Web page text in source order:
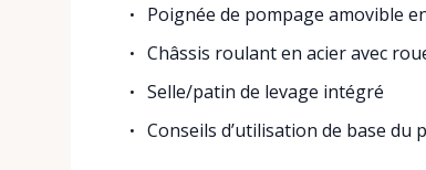
Poignée de pompage amovible
Châssis roulant en acier avec
Selle/patin de levage intégré
Conseils d’utilisation de base du